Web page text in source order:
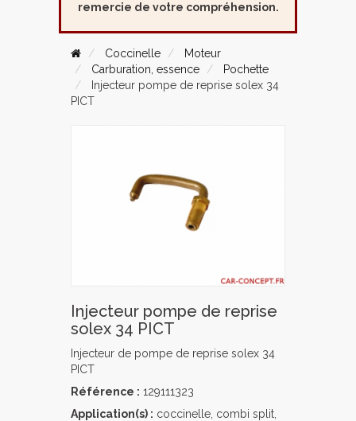
remercie de votre compréhension.
Coccinelle
Moteur
Carburation, essence
Pochette
Injecteur pompe de reprise solex 34
PICT
Injecteur pompe de reprise
solex 34 PICT
Injecteur de pompe de reprise solex 34
PICT
Référence : 129111323
Application(s) : coccinelle, combi split,